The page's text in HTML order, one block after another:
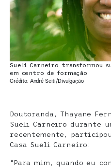
Sueli Carneiro transformou
em centro de formação
Crédito: André Seiti/Divulgação
Doutoranda, Thayane
Sueli Carneiro durante
recentemente,
Casa Sueli Carneiro:
“Para mim, quando eu